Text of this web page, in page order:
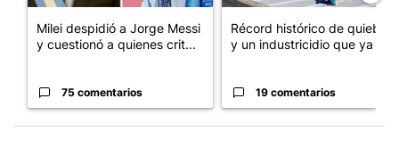
Milei despidió a Jorge Messi
y cuestionó a quienes crit...
75 comentarios
Récord histórico de quiebras
y un industricidio que ya ...
19 comentarios